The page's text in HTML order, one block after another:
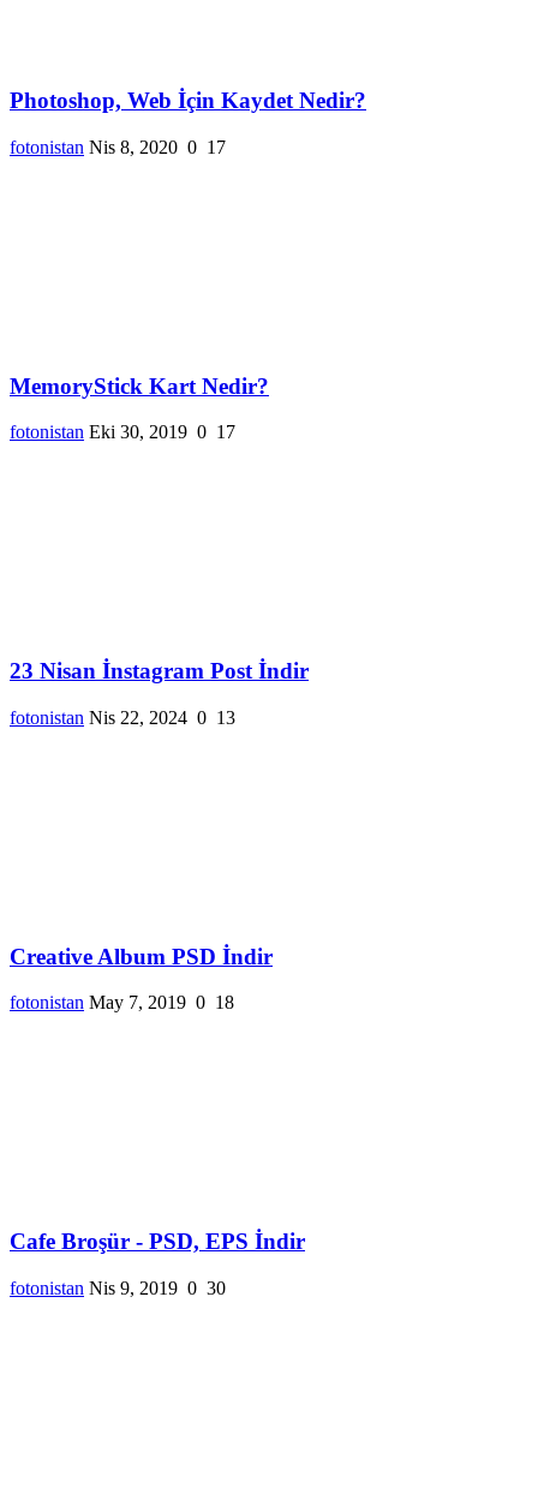
Photoshop, Web İçin Kaydet Nedir?
fotonistan Nis 8, 2020 0 17
MemoryStick Kart Nedir?
fotonistan Eki 30, 2019 0 17
23 Nisan İnstagram Post İndir
fotonistan Nis 22, 2024 0 13
Creative Album PSD İndir
fotonistan May 7, 2019 0 18
Cafe Broşür - PSD, EPS İndir
fotonistan Nis 9, 2019 0 30